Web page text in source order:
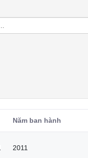
Năm ban hành
2011